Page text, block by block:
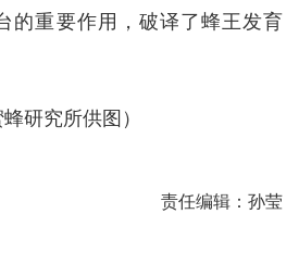
的重要作用，破译了蜂王发育
研究所供图）
责任编辑：孙莹